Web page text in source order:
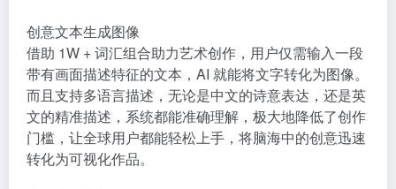
创意文本生成图像
借助 1W + 词汇组合助力艺术创作，用户仅需输入一段
带有画面描述特征的文本，AI 就能将文字转化为图像。
而且支持多语言描述，无论是中文的诗意表达，还是英
文的精准描述，系统都能准确理解，极大地降低了创作
门槛，让全球用户都能轻松上手，将脑海中的创意迅速
转化为可视化作品。